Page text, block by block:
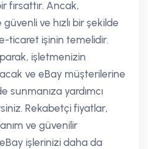
fırsattır. Ancak,
ve hızlı bir şekilde
e-ticaret işinin temelidir.
işletmenizin
ve eBay müşterilerine
sunmanıza yardımcı
Rekabetçi fiyatlar,
ve güvenilir
eBay işlerinizi daha da